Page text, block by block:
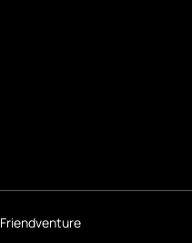
Friendventure